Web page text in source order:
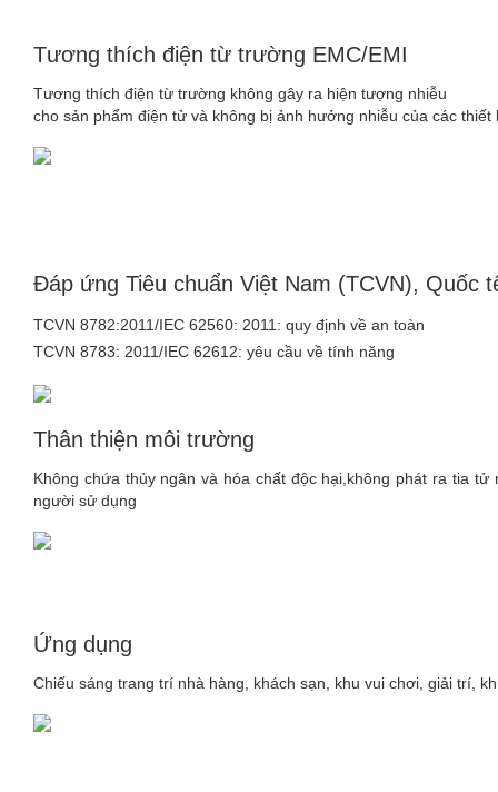
Tương thích điện từ trường EMC/EMI
Tương thích điện từ trường không gây ra hiện tượng nhiễu
cho sản phẩm điện tử và không bị ảnh hưởng nhiễu của các thiết
Đáp ứng Tiêu chuẩn Việt Nam (TCVN), Quốc
TCVN 8782:2011/IEC 62560: 2011: quy định về an toàn
TCVN 8783: 2011/IEC 62612: yêu cầu về tính năng
Thân thiện môi trường
Không chứa thủy ngân và hóa chất độc hại,không phát ra tia tử
người sử dụng
Ứng dụng
Chiếu sáng trang trí nhà hàng, khách sạn, khu vui chơi, giải trí,